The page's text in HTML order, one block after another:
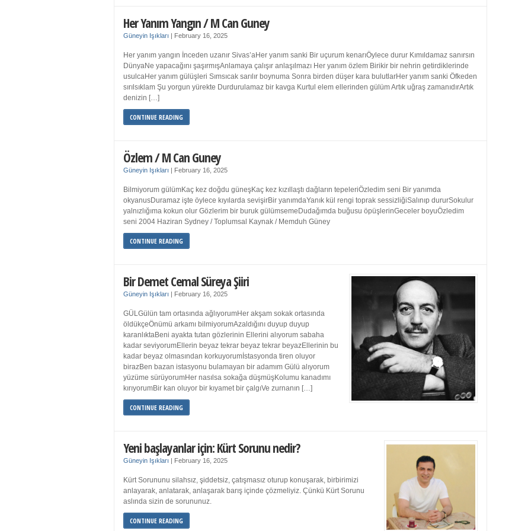
Her Yanım Yangın / M Can Guney
Güneyin Işıkları February 16, 2025
Her yanım yangın İnceden uzanır Sivas’aHer yanım sanki Bir uçurum kenarıÖylece durur Kımıldamaz sanırsın
DünyaNe yapacağını şaşırmışAnlamaya çalışır anlaşılmazı Her yanım özlem Birikir bir nehrin getirdiklerinde
usulcaHer yanım gülüşleri Sımsıcak sarılır boynuma Sonra birden düşer kara bulutlarHer yanım sanki Öfkeden
sırılsıklam Şu yorgun yürekte Durdurulamaz bir kavga Kurtul elem ellerinden gülüm Artık uğraş zamanıdırArtık
denizin […]
CONTINUE READING
Özlem / M Can Guney
Güneyin Işıkları February 16, 2025
Bilmiyorum gülümKaç kez doğdu güneşKaç kez kızıllaştı dağların tepeleriÖzledim seni Bir yanımda
okyanusDuramaz işte öylece kıyılarda sevişirBir yanımdaYanık kül rengi toprak sessizliğiSalınıp dururSokulur
yalnızlığıma kokun olur Gözlerim bir buruk gülümsemeDudağımda buğusu öpüşlerinGeceler boyuÖzledim
seni 2004 Haziran Sydney / Toplumsal Kaynak / Memduh Güney
CONTINUE READING
Bir Demet Cemal Süreya Şiiri
Güneyin Işıkları February 16, 2025
GÜLGülün tam ortasında ağlıyorumHer akşam sokak ortasında
öldükçeÖnümü arkamı bilmiyorumAzaldığını duyup duyup
karanlıktaBeni ayakta tutan gözlerinin Ellerini alıyorum sabaha
kadar seviyorumEllerin beyaz tekrar beyaz tekrar beyazEllerinin bu
kadar beyaz olmasından korkuyorumİstasyonda tiren oluyor
birazBen bazan istasyonu bulamayan bir adamım Gülü alıyorum
yüzüme sürüyorumHer nasılsa sokağa düşmüşKolumu kanadımı
kırıyorumBir kan oluyor bir kıyamet bir çalgıVe zurnanın […]
CONTINUE READING
Yeni başlayanlar için: Kürt Sorunu nedir?
Güneyin Işıkları February 16, 2025
Kürt Sorununu silahsız, şiddetsiz, çatışmasız oturup konuşarak, birbirimizi
anlayarak, anlatarak, anlaşarak barış içinde çözmeliyiz. Çünkü Kürt Sorunu
aslında sizin de sorununuz.
CONTINUE READING